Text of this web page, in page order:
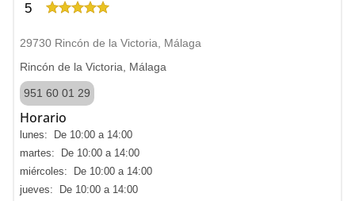
5
29730 Rincón de la Victoria, Málaga
Rincón de la Victoria, Málaga
951 60 01 29
Horario
lunes: De 10:00 a 14:00
martes: De 10:00 a 14:00
miércoles: De 10:00 a 14:00
jueves: De 10:00 a 14:00